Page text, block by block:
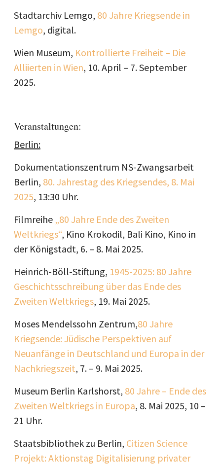
Stadtarchiv Lemgo, 80 Jahre Kriegsende in
Lemgo, digital.
Wien Museum, Kontrollierte Freiheit – Die
Alliierten in Wien, 10. April – 7. September
2025.
Veranstaltungen:
Berlin:
Dokumentationszentrum NS-Zwangsarbeit
Berlin, 80. Jahrestag des Kriegsendes, 8. Mai
2025, 13:30 Uhr.
Filmreihe „80 Jahre Ende des Zweiten
Weltkriegs“, Kino Krokodil, Bali Kino, Kino in
der Königstadt, 6. – 8. Mai 2025.
Heinrich-Böll-Stiftung, 1945-2025: 80 Jahre
Geschichtsschreibung über das Ende des
Zweiten Weltkriegs, 19. Mai 2025.
Moses Mendelssohn Zentrum,80 Jahre
Kriegsende: Jüdische Perspektiven auf
Neuanfänge in Deutschland und Europa in der
Nachkriegszeit, 7. – 9. Mai 2025.
Museum Berlin Karlshorst, 80 Jahre – Ende des
Zweiten Weltkriegs in Europa, 8. Mai 2025, 10 –
21 Uhr.
Staatsbibliothek zu Berlin, Citizen Science
Projekt: Aktionstag Digitalisierung privater